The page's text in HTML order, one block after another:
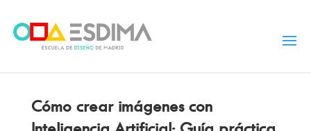
Cómo crear imágenes con